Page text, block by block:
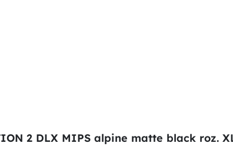
2 DLX MIPS alpine matte black roz.